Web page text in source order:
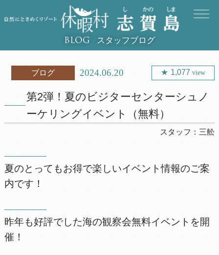
BLOG スタッフブログ
ブログ 2024.06.20 1,077view
第2弾！夏のビジターセンターシュノ
ーケリングイベント（無料）
スタッフ： 三舩
夏のとってもお得で楽しいイベント情報のご案
内です！
昨年も好評でした海の観察会無料イベントを開
催！